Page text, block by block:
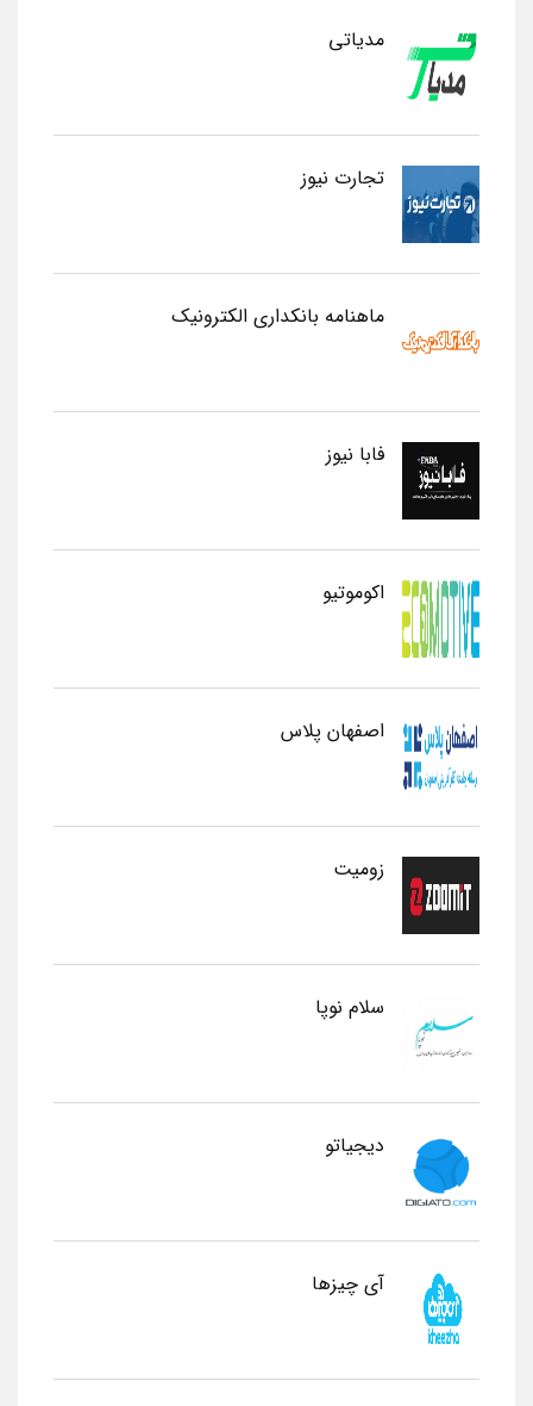
مدیاتی
تجارت نیوز
ماهنامه بانکداری الکترونیک
فابا نیوز
اکوموتیو
اصفهان پلاس
زومیت
سلام نوپا
دیجیاتو
آی چیزها